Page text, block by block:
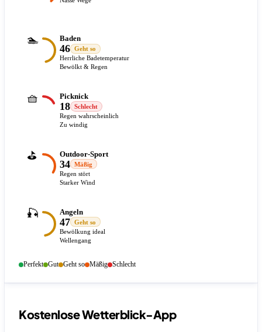
🏊 Baden
46
Geht so
Herrliche Badetemperatur
Bewölkt & Regen
🧺 Picknick
18
Schlecht
Regen wahrscheinlich
Zu windig
⛳ Outdoor-Sport
34
Mäßig
Regen stört
Starker Wind
🎣 Angeln
47
Geht so
Bewölkung ideal
Wellengang
Perfekt Gut Geht so Mäßig Schlecht
Kostenlose Wetterblick-App